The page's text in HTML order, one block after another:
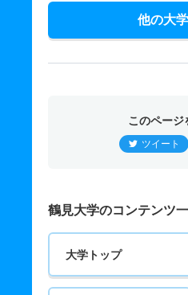
他の大
このページ
ツイート
鶴見大学のコンテンツ
大学トップ